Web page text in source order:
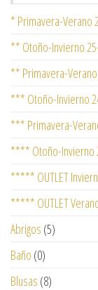
* Primavera-Verano
** Otoño-Invierno
** Primavera-
*** Otoño-Invierno
*** Primavera-
**** Otoño-Invierno
***** OUTLET
***** OUTLET
Abrigos (5)
Baño (0)
Blusas (8)